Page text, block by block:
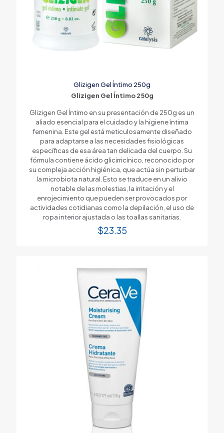
Glizigen Gel Íntimo 250g
Glizigen Gel Íntimo 250g
Glizigen Gel Íntimo en su presentación de 250g es un
aliado esencial para el cuidado y la higiene íntima
femenina. Este gel está meticulosamente diseñado
para adaptarse a las necesidades fisiológicas
específicas de esa área tan delicada del cuerpo. Su
fórmula contiene ácido glicirricínico, reconocido por
su compleja acción higiénica, que actúa sin perturbar
la microbiota natural. Esto se traduce en un alivio
notable de las molestias, la irritación y el
enrojecimiento que pueden ser provocados por
actividades cotidianas como la depilación, el uso de
ropa interior ajustada o las toallas sanitarias.
$23.35